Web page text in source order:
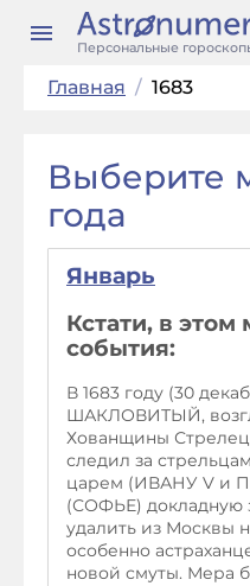
Персональные
Главная / 1683
Выберите
года
Январь
Кстати, в
события:
В 1683 году (30
ШАКЛОВИТЫЙ,
Хованщины
следил за
царем (ИВАНУ V и
(СОФЬЕ) докладную
удалить из Москвы
особенно
новой смуты. Мера